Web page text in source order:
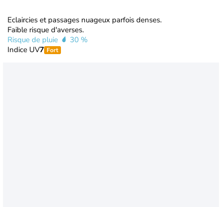
Eclaircies et passages nuageux parfois denses.
Faible risque d'averses.
Risque de pluie
30 %
Indice UV7 Fort